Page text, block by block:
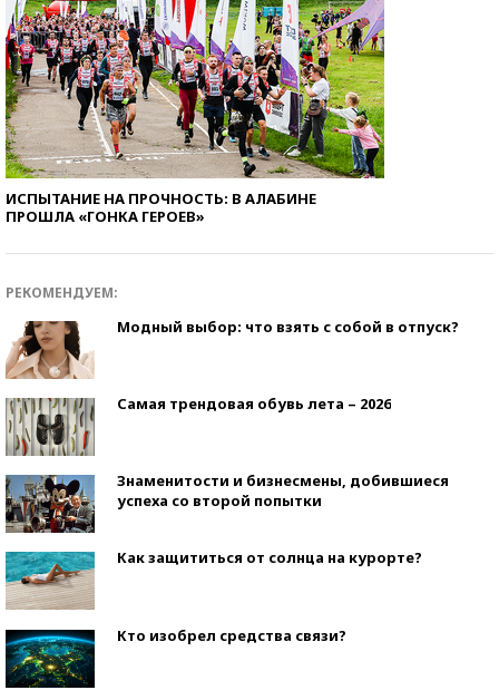
ИСПЫТАНИЕ НА ПРОЧНОСТЬ: В АЛАБИНЕ
ПРОШЛА «ГОНКА ГЕРОЕВ»
РЕКОМЕНДУЕМ:
Модный выбор: что взять с собой в отпуск?
Самая трендовая обувь лета – 2026
Знаменитости и бизнесмены, добившиеся
успеха со второй попытки
Как защититься от солнца на курорте?
Кто изобрел средства связи?